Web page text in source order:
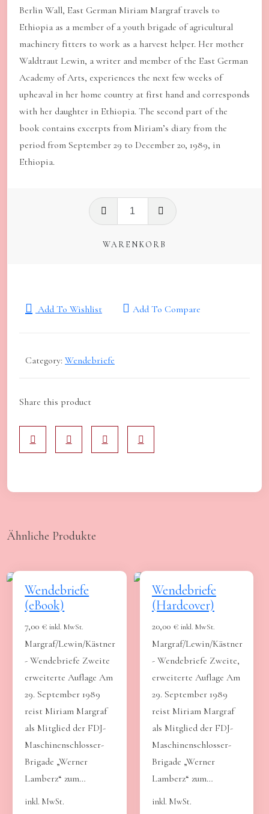
Berlin Wall, East German Miriam Margraf travels to
Ethiopia as a member of a youth brigade of agricultural
machinery fitters to work as a harvest helper. Her mother
Waldtraut Lewin, a writer and member of the East German
Academy of Arts, experiences the next few weeks of
upheaval in her home country at first hand and corresponds
with her daughter in Ethiopia. The second part of the
book contains excerpts from Miriam’s diary from the
period from September 29 to December 20, 1989, in
Ethiopia.
Wendeletters
(Paperback)
Menge
WARENKORB
Add To Wishlist Add To Compare
Category: Wendebriefe
Share this product
Ähnliche Produkte
Wendebriefe
(eBook)
7,00 € inkl. MwSt.
Margraf/Lewin/Kästner
- Wendebriefe Zweite
erweiterte Auflage Am
29. September 1989
reist Miriam Margraf
als Mitglied der FDJ-
Maschinenschlosser-
Brigade „Werner
Lamberz“ zum…
inkl. MwSt.
Wendebriefe
(Hardcover)
20,00 € inkl. MwSt.
Margraf/Lewin/Kästner
- Wendebriefe Zweite,
erweiterte Auflage Am
29. September 1989
reist Miriam Margraf
als Mitglied der FDJ-
Maschinenschlosser-
Brigade „Werner
Lamberz“ zum…
inkl. MwSt.